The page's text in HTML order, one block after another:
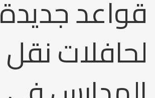
قواعد جديدة
لحافلات نقل